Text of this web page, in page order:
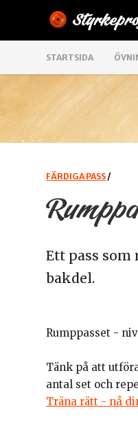
STARTSIDA
FÄRDIGA PASS /
Ett pass
bakdel.
Rumppasset -
Tänk på att
antal set och
Träna rätt - nå